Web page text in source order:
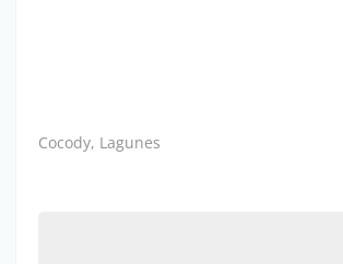
Cocody, Lagunes